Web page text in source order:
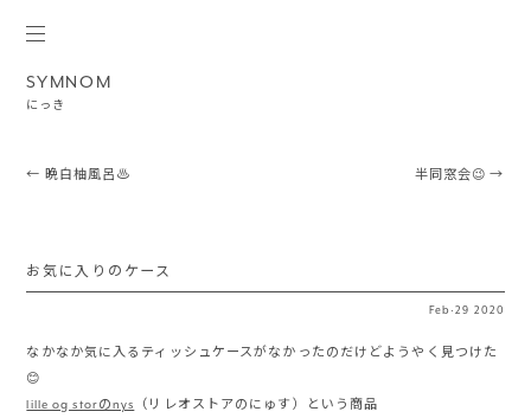
SYMNOM
にっき
Post navigation
← 晩白柚風呂♨️ 半同窓会😉→
お気に入りのケース
Feb ·29 2020
なかなか気に入るティッシュケースがなかったのだけどようやく見つけた
😊
lille og storのnys
（リレオストアのにゅす）という商品